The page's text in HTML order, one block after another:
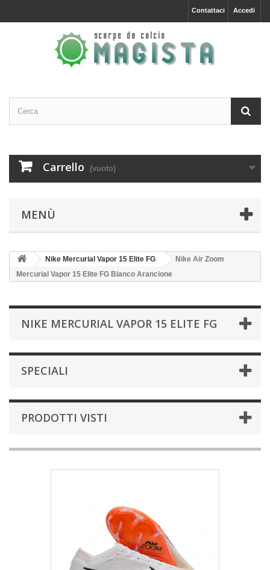
Accedi
Contattaci
Carrello (vuoto)
MENÙ
Nike Mercurial Vapor 15 Elite FG
Nike Air Zoom
Mercurial Vapor 15 Elite FG Bianco Arancione
NIKE MERCURIAL VAPOR 15 ELITE FG
SPECIALI
PRODOTTI VISTI